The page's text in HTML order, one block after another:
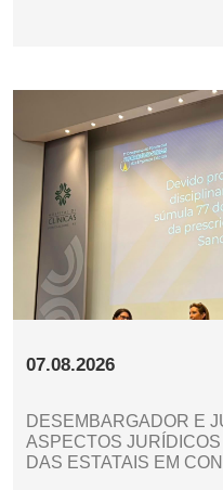
07.08.2026
DESEMBARGADOR E
ASPECTOS
DAS ESTATAIS EM